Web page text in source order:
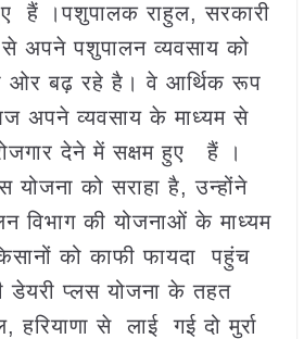
हुए हैं ।पशुपालक राहुल, सरकारी
अपने पशुपालन व्यवसाय को
ओर बढ़ रहे है। वे आर्थिक रूप
अपने व्यवसाय के माध्यम से
देने में सक्षम हुए हैं ।
योजना को सराहा है, उन्होंने
विभाग की योजनाओं के माध्यम
को काफी फायदा पहुंच
डेयरी प्लस योजना के तहत
हरियाणा से लाई गई दो मुर्रा